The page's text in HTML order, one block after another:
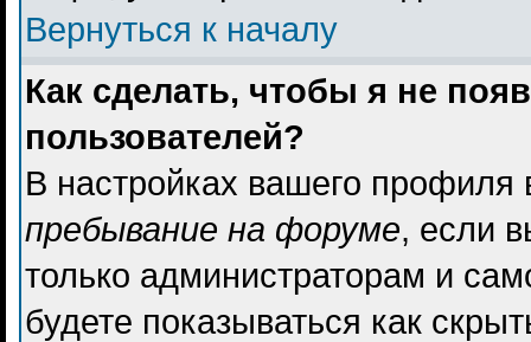
Вернуться к началу
Как сделать, чтобы я не
пользователей?
В настройках вашего
пребывание на форуме, если
только администраторам и
будете показываться как